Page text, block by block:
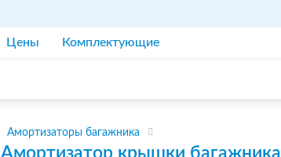
Цены Комплектующие
Амортизаторы багажника
Амортизатор крышки багажника